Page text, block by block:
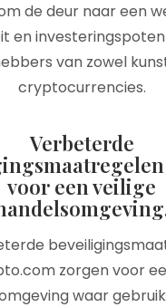
de deur naar een
en
van zowel
cryptocurrencies.
Verbeterde
voor een veilige
zorgen voor
waar